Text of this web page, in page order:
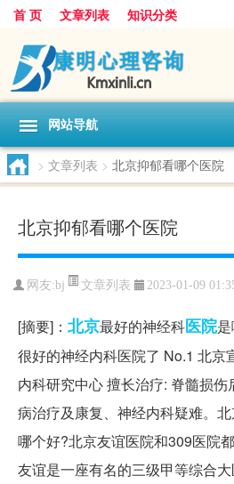
首 页 文章列表 知识分类
网站导航
> 文章列表 > 北京抑郁看哪个医院
北京抑郁看哪个医院
网友:bj 文章列表 2023-01-09
[摘要]： 北京最好的神经科医院
很好的神经内科医院了 No.1 北京
内科研究中心 擅长治疗: 脊髓损
病治疗及康复、神经内科疑难。
哪个好?北京友谊医院和309医院
友谊是一座有名的三级甲等综合